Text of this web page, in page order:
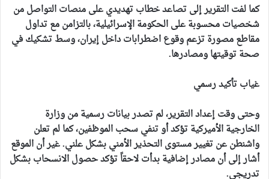
كما لفت التقرير إلى تصاعد خطاب تهديدي على منصات التواصل من
شخصيات محسوبة على الحكومة الإسرائيلية، بالتزامن مع تداول
مقاطع مصورة تزعم وقوع اضطرابات داخل إيران، وسط تشكيك في
صحة توقيتها ومصادرها.
غياب تأكيد رسمي
وحتى وقت إعداد التقرير، لم تصدر بيانات رسمية من وزارة
الخارجية الأميركية تؤكد أو تنفي سحب الموظفين، كما لم تعلن
واشنطن عن تغيير مستوى التحذير الأمني بشكل علني. غير أن الموقع
أشار إلى أن مصادر إضافية بدأت لاحقاً تؤكد حصول الانسحاب بشكل
تدريجي.